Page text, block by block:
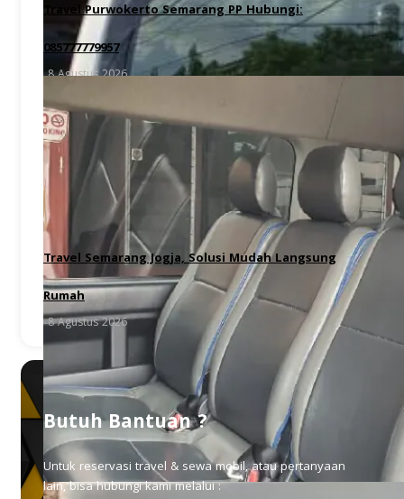
Travel Purwokerto Semarang PP Hubungi:
085777779957
8 Agustus 2026
Travel Semarang Jogja, Solusi Mudah Langsung
Rumah
8 Agustus 2026
Butuh Bantuan ?
Untuk reservasi travel & sewa mobil, atau pertanyaan
lain, bisa hubungi kami melalui :